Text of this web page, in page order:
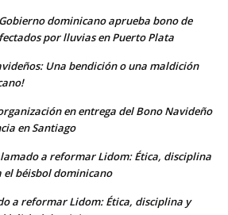
dominicano aprueba bono de
por lluvias en Puerto Plata
Una bendición o una maldición
en entrega del Bono Navideño
en Santiago
a reformar Lidom: Ética, disciplina
béisbol dominicano
a reformar Lidom: Ética, disciplina y